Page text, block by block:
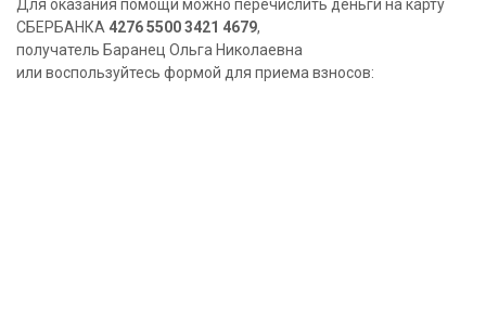
Для оказания помощи можно перечислить деньги на карту
СБЕРБАНКА 4276 5500 3421 4679,
получатель Баранец Ольга Николаевна
или воспользуйтесь формой для приема взносов: